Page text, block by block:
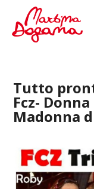
Tutto
Fcz-
Madonna